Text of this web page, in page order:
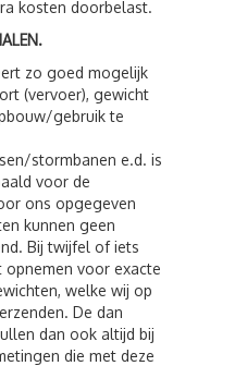
kosten doorbelast.
zo goed mogelijk
(vervoer), gewicht
gebruik te
stormbanen e.d. is
voor de
ons opgegeven
kunnen geen
Bij twijfel of iets
voor exacte
welke wij op
De dan
dan ook altijd bij
die met deze